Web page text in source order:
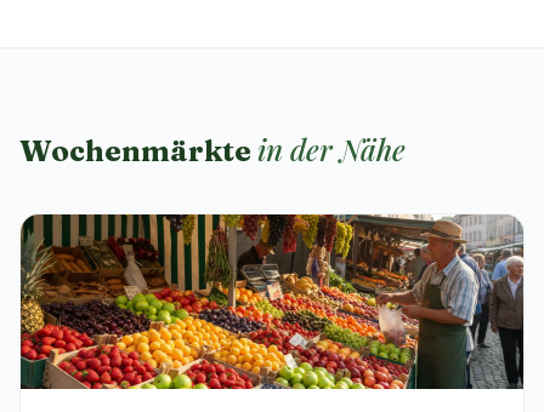
Wochenmärkte in der Nähe